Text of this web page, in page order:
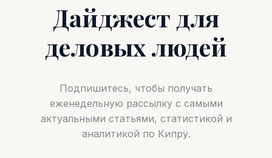
Дайджест для
деловых людей
Подпишитесь, чтобы получать
еженедельную рассылку с самыми
актуальными статьями, статистикой и
аналитикой по Кипру.